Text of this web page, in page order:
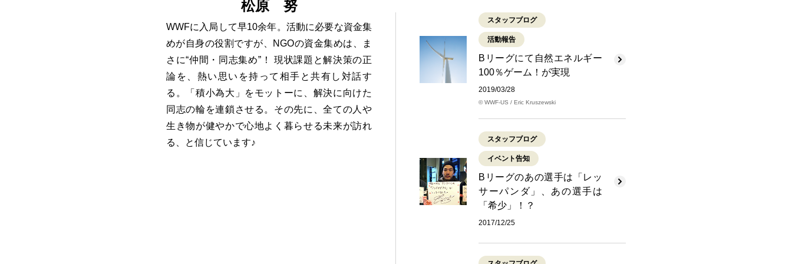
松原 努
WWFに入局して早10余年。活動に必要な資金集
めが自身の役割ですが、NGOの資金集めは、ま
さに“仲間・同志集め”！ 現状課題と解決策の正
論を、熱い思いを持って相手と共有し対話す
る。「積小為大」をモットーに、解決に向けた
同志の輪を連鎖させる。その先に、全ての人や
生き物が健やかで心地よく暮らせる未来が訪れ
る、と信じています♪
スタッフブログ
活動報告
Bリーグにて自然エネルギー
100％ゲーム！が実現
2019/03/28
© WWF-US / Eric Kruszewski
スタッフブログ
イベント告知
Bリーグのあの選手は「レッ
サーパンダ」、あの選手は
「希少」！？
2017/12/25